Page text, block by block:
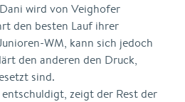
wird von Veighofer
den besten Lauf ihrer
WM, kann sich jedoch
den anderen den Druck,
sind.
zeigt der Rest der